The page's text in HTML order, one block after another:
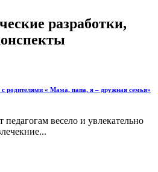
разработки,
с родителями « Мама, папа, я – дружная семья»
весело и увлекательно